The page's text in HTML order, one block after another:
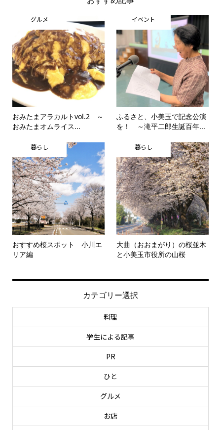
グルメ
おみたまアラカルトvol.2 ～
おみたまオムライス...
イベント
ふるさと、小美玉で記念公演
を！ ～滝平二郎生誕百年...
暮らし
おすすめ桜スポット 小川エ
リア編
暮らし
大曲（おおまがり）の桜並木
と小美玉市役所の山桜
カテゴリー選択
料理
学生による記事
PR
ひと
グルメ
お店